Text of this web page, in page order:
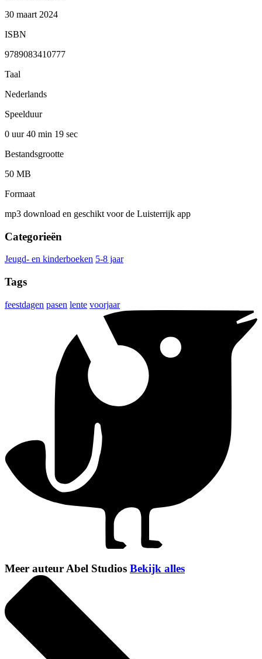
30 maart 2024
ISBN
9789083410777
Taal
Nederlands
Speelduur
0 uur 40 min 19 sec
Bestandsgrootte
50 MB
Formaat
mp3 download en geschikt voor de Luisterrijk app
Categorieën
Jeugd- en kinderboeken 5-8 jaar
Tags
feestdagen pasen lente voorjaar
Meer auteur Abel Studios Bekijk alles